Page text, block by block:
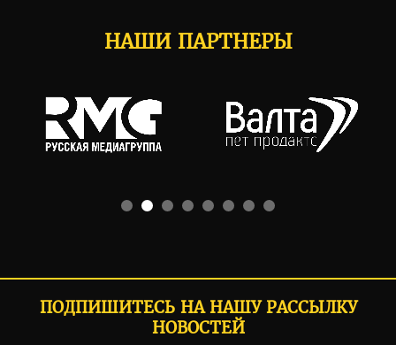
НАШИ ПАРТНЕРЫ
ПОДПИШИТЕСЬ НА НАШУ РАССЫЛКУ
НОВОСТЕЙ